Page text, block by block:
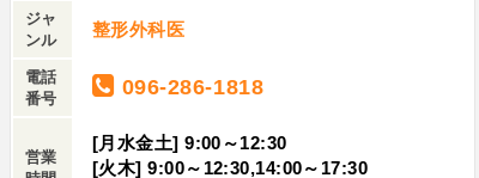
ジャ
ンル
整形外科医
電話
番号
096-286-1818
営業
[月水金土] 9:00～12:30
[火木] 9:00～12:30,14:00～17:30